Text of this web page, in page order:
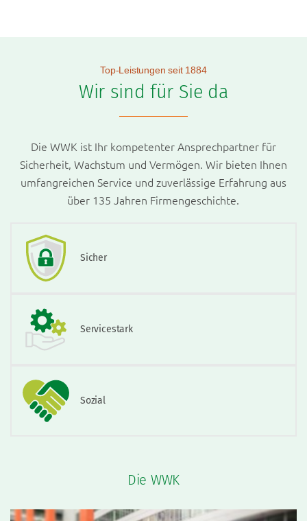
Wir sind für Sie da
Top-Leistungen seit 1884
Die WWK ist Ihr kompetenter Ansprechpartner für
Sicherheit, Wachstum und Vermögen. Wir bieten Ihnen
umfangreichen Service und zuverlässige Erfahrung aus
über 135 Jahren Firmengeschichte.
Sicher
Servicestark
Sozial
Die WWK